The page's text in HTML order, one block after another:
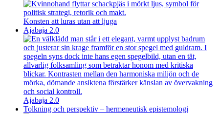
Konsten att luras utan att ljuga
Ajabaja 2.0
Ajabaja 2.0
Tolkning och perspektiv – hermeneutisk epistemologi